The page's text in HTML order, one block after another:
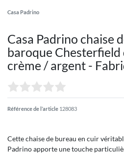
Casa Padrino
Casa Padrino chaise
baroque Chesterfield
crème / argent -
Référence de l’article 128083
Cette chaise de bureau en cuir
Padrino apporte une touche